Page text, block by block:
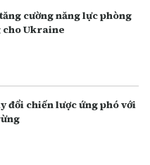
cường năng lực phòng
cho Ukraine
đổi chiến lược ứng phó với